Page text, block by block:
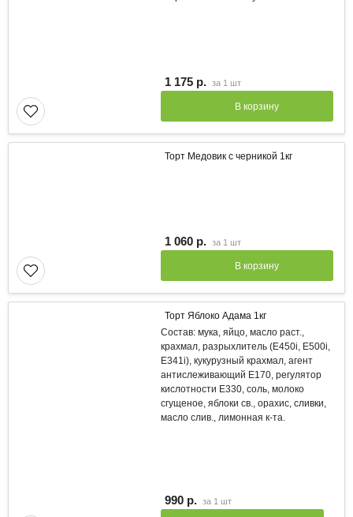
1 175 р. за 1 шт
В корзину
Торт Медовик с черникой 1кг
1 060 р. за 1 шт
В корзину
Торт Яблоко Адама 1кг
Состав: мука, яйцо, масло раст.,
крахмал, разрыхлитель (Е450i, E500i,
E341i), кукурузный крахмал, агент
антислеживающий Е170, регулятор
кислотности Е330, соль, молоко
сгущеное, яблоки св., орахис, сливки,
масло слив., лимонная к-та.
990 р. за 1 шт